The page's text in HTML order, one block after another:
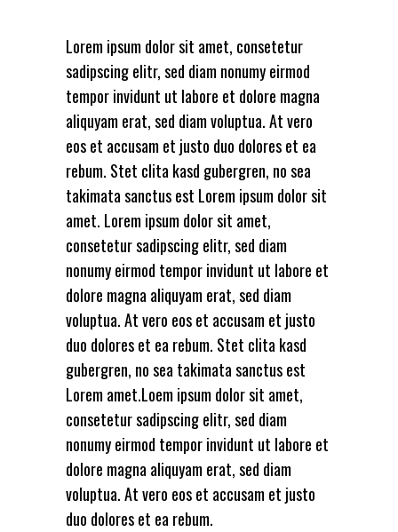
Lorem ipsum dolor sit amet, consetetur
sadipscing elitr, sed diam nonumy eirmod
tempor invidunt ut labore et dolore magna
aliquyam erat, sed diam voluptua. At vero
eos et accusam et justo duo dolores et ea
rebum. Stet clita kasd gubergren, no sea
takimata sanctus est Lorem ipsum dolor sit
amet. Lorem ipsum dolor sit amet,
consetetur sadipscing elitr, sed diam
nonumy eirmod tempor invidunt ut labore et
dolore magna aliquyam erat, sed diam
voluptua. At vero eos et accusam et justo
duo dolores et ea rebum. Stet clita kasd
gubergren, no sea takimata sanctus est
Lorem amet.Loem ipsum dolor sit amet,
consetetur sadipscing elitr, sed diam
nonumy eirmod tempor invidunt ut labore et
dolore magna aliquyam erat, sed diam
voluptua. At vero eos et accusam et justo
duo dolores et ea rebum.